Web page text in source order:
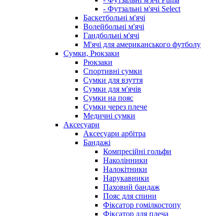
- Футзальні м'ячі Select
Баскетбольні м'ячі
Волейбольні м'ячі
Гандбольні м'ячі
М'ячі для американського футболу
Сумки, Рюкзаки
Рюкзаки
Спортивні сумки
Сумки для взуття
Сумки для м'ячів
Сумки на пояс
Сумки через плече
Медичні сумки
Аксесуари
Аксесуари арбітра
Бандажі
Компресійні гольфи
Наколінники
Налокітники
Нарукавники
Паховий бандаж
Пояс для спини
Фіксатор гомілкостопу
Фіксатор для плеча